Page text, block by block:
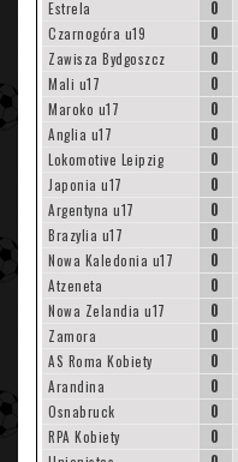
Estrela 0
Czarnogóra u19 0
Zawisza Bydgoszcz 0
Mali u17 0
Maroko u17 0
Anglia u17 0
Lokomotive Leipzig 0
Japonia u17 0
Argentyna u17 0
Brazylia u17 0
Nowa Kaledonia u17 0
Atzeneta 0
Nowa Zelandia u17 0
Zamora 0
AS Roma Kobiety 0
Arandina 0
Osnabruck 0
RPA Kobiety 0